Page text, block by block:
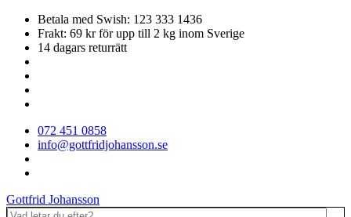
Betala med Swish: 123 333 1436
Frakt: 69 kr för upp till 2 kg inom Sverige
14 dagars returrätt
072 451 0858
info@gottfridjohansson.se
Gottfrid Johansson